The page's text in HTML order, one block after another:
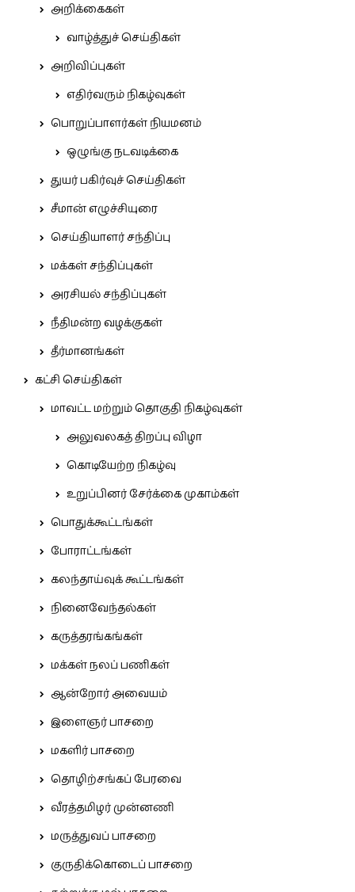
அறிக்கைகள்
வாழ்த்துச் செய்திகள்
அறிவிப்புகள்
எதிர்வரும் நிகழ்வுகள்
பொறுப்பாளர்கள் நியமனம்
ஒழுங்கு நடவடிக்கை
துயர் பகிர்வுச் செய்திகள்
சீமான் எழுச்சியுரை
செய்தியாளர் சந்திப்பு
மக்கள் சந்திப்புகள்
அரசியல் சந்திப்புகள்
நீதிமன்ற வழக்குகள்
தீர்மானங்கள்
கட்சி செய்திகள்
மாவட்ட மற்றும் தொகுதி நிகழ்வுகள்
அலுவலகத் திறப்பு விழா
கொடியேற்ற நிகழ்வு
உறுப்பினர் சேர்க்கை முகாம்கள்
பொதுக்கூட்டங்கள்
போராட்டங்கள்
கலந்தாய்வுக் கூட்டங்கள்
நினைவேந்தல்கள்
கருத்தரங்கங்கள்
மக்கள் நலப் பணிகள்
ஆன்றோர் அவையம்
இளைஞர் பாசறை
மகளிர் பாசறை
தொழிற்சங்கப் பேரவை
வீரத்தமிழர் முன்னணி
மருத்துவப் பாசறை
குருதிக்கொடைப் பாசறை